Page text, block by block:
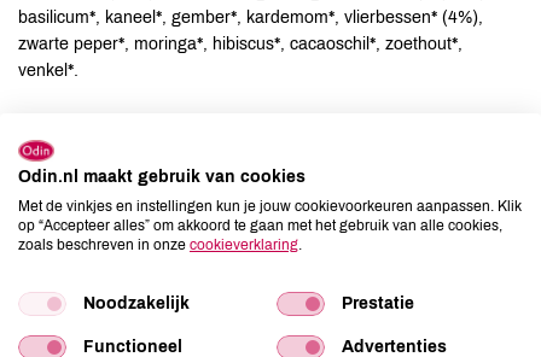
basilicum*, kaneel*, gember*, kardemom*, vlierbessen* (4%),
zwarte peper*, moringa*, hibiscus*, cacaoschil*, zoethout*,
venkel*.
Allergenen
Aardnoten
niet aanwezig
Ei
niet aanwezig
Gluten
niet aanwezig
Lupine
niet aanwezig
Mosterd
niet aanwezig
Odin.nl maakt gebruik van cookies
Met de vinkjes en instellingen kun je jouw cookievoorkeuren aanpassen. Klik
op “Accepteer alles” om akkoord te gaan met het gebruik van alle cookies,
zoals beschreven in onze cookieverklaring
Noodzakelijk Prestatie
Functioneel Advertenties